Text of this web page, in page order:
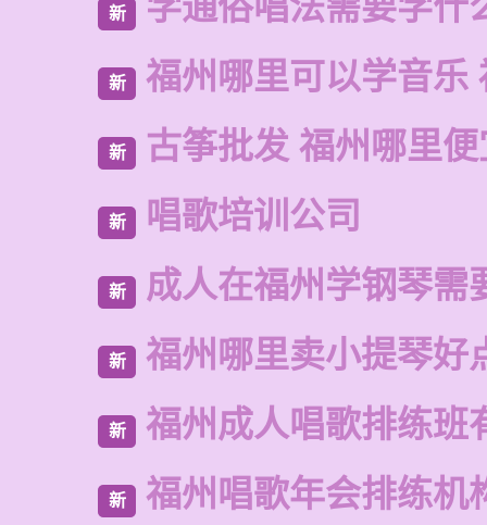
新
新 福州哪里可以学音乐
新 古筝批发 福州哪里
新 唱歌培训公司
新 成人在福州学钢琴需
新 福州哪里卖小提琴好
新 福州成人唱歌排练班
新 福州唱歌年会排练机